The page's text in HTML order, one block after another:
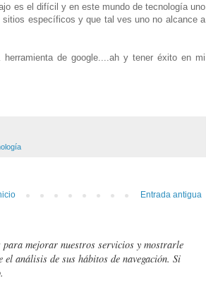
es el difícil y en este mundo de tecnología uno
sitios específicos y que tal ves uno no alcance a
de google....ah y tener éxito en mi
Entrada antigua
mejorar nuestros servicios y mostrarle
análisis de sus hábitos de navegación. Si